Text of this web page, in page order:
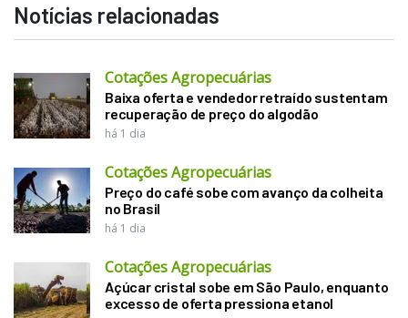
Notícias relacionadas
Cotações Agropecuárias
Baixa oferta e vendedor retraído sustentam
recuperação de preço do algodão
há 1 dia
Cotações Agropecuárias
Preço do café sobe com avanço da colheita
no Brasil
há 1 dia
Cotações Agropecuárias
Açúcar cristal sobe em São Paulo, enquanto
excesso de oferta pressiona etanol